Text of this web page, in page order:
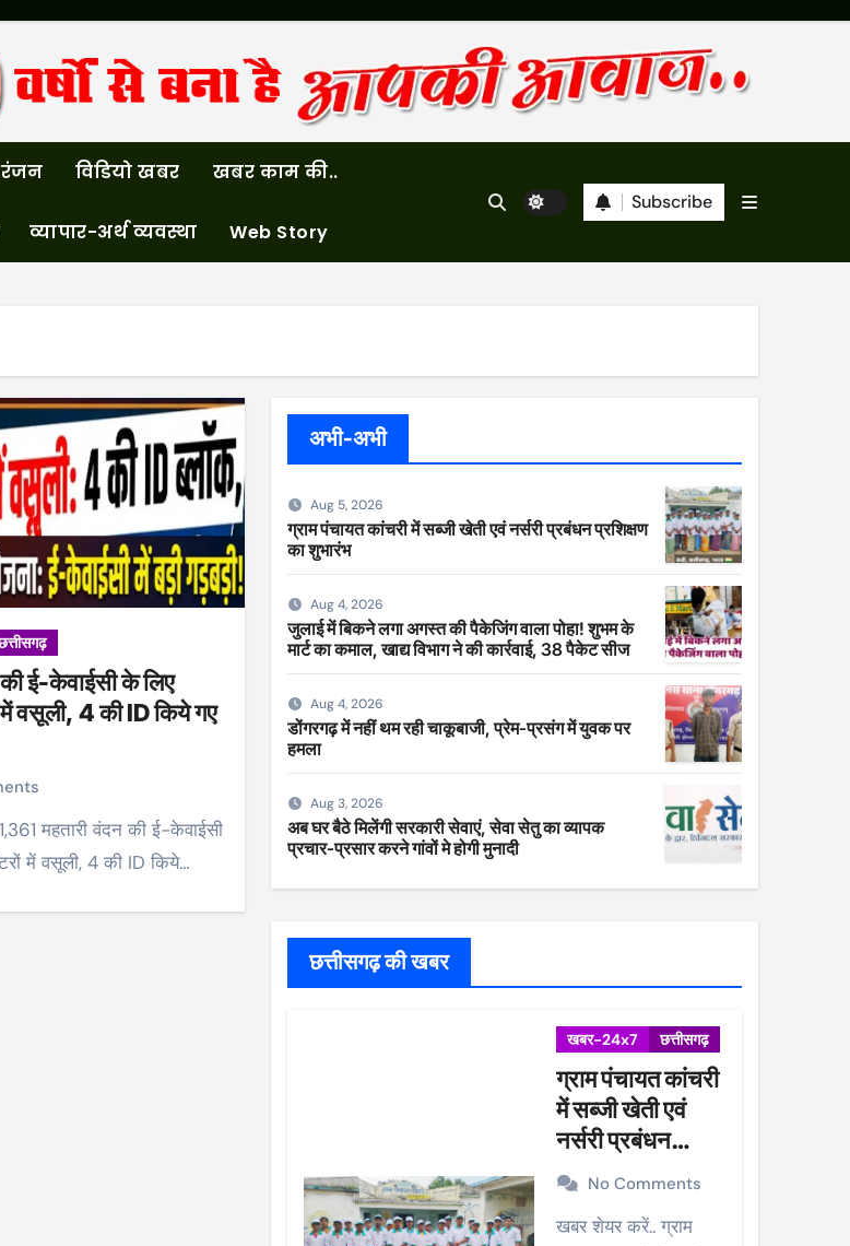
विडियो खबर खबर काम की..
व्यापार-अर्थ व्यवस्था Web Story
Subscribe
ई-केवाईसी के लिए
वसूली, 4 की ID किये गए
में वसूली, 4 की ID किये…
अभी-अभी
Aug 5, 2026
ग्राम पंचायत कांचरी में सब्जी खेती एवं नर्सरी प्रबंधन प्रशिक्षण
का शुभारंभ
Aug 4, 2026
जुलाई में बिकने लगा अगस्त की पैकेजिंग वाला पोहा! शुभम के
मार्ट का कमाल, खाद्य विभाग ने की कार्रवाई, 38 पैकेट सीज
Aug 4, 2026
डोंगरगढ़ में नहीं थम रही चाकूबाजी, प्रेम-प्रसंग में युवक पर
हमला
Aug 3, 2026
अब घर बैठे मिलेंगी सरकारी सेवाएं, सेवा सेतु का व्यापक
प्रचार-प्रसार करने गांवों मे होगी मुनादी
छत्तीसगढ़ की खबर
खबर-24x7 छत्तीसगढ़
ग्राम पंचायत कांचरी
में सब्जी खेती एवं
नर्सरी प्रबंधन
प्रशिक्षण का शुभारंभ
No Comments
खबर शेयर करें.. ग्राम